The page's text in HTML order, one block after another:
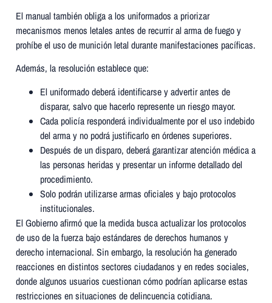
El manual también obliga a los uniformados a priorizar
mecanismos menos letales antes de recurrir al arma de fuego y
prohíbe el uso de munición letal durante manifestaciones pacíficas.
Además, la resolución establece que:
El uniformado deberá identificarse y advertir antes de
disparar, salvo que hacerlo represente un riesgo mayor.
Cada policía responderá individualmente por el uso indebido
del arma y no podrá justificarlo en órdenes superiores.
Después de un disparo, deberá garantizar atención médica a
las personas heridas y presentar un informe detallado del
procedimiento.
Solo podrán utilizarse armas oficiales y bajo protocolos
institucionales.
El Gobierno afirmó que la medida busca actualizar los protocolos
de uso de la fuerza bajo estándares de derechos humanos y
derecho internacional. Sin embargo, la resolución ha generado
reacciones en distintos sectores ciudadanos y en redes sociales,
donde algunos usuarios cuestionan cómo podrían aplicarse estas
restricciones en situaciones de delincuencia cotidiana.